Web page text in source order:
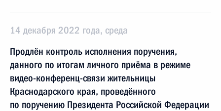
14 декабря 2022 года, среда
Продлён контроль исполнения поручения,
данного по итогам личного приёма в режиме
видео-конференц-связи жительницы
Краснодарского края, проведённого
по поручению Президента Российской Федерации